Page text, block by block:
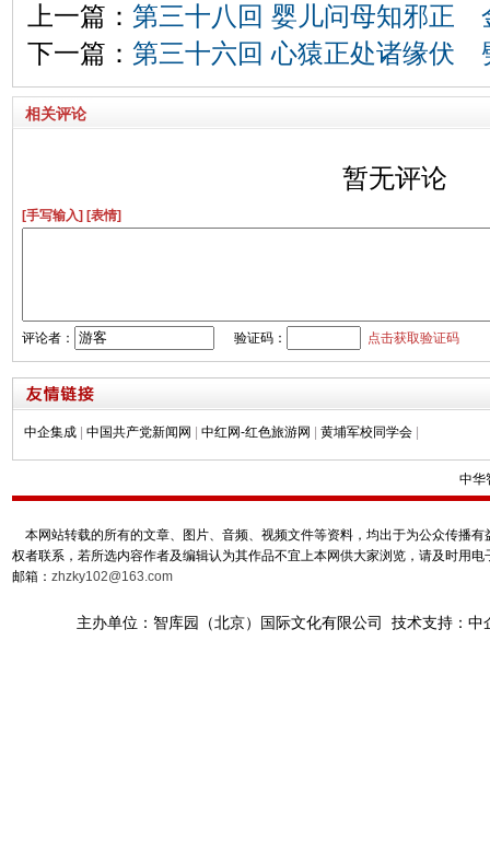
上一篇： 第三十八回 婴儿问母知邪正
下一篇： 第三十六回 心猿正处诸缘伏
相关评论
暂无评论
[手写输入] [表情]
评论者： 验证码： 点击获取验证码
中企集成 中国共产党新闻网 中红网-红色旅游网 黄埔军校同学会
中华
本网站转载的所有的文章、图片、音频、视频文件等资料，均出于为公众传播
权者联系，若所选内容作者及编辑认为其作品不宜上本网供大家浏览，请及时用
邮箱： zhzky102@163.com
主办单位：智库园（北京）国际文化有限公司 技术支持：